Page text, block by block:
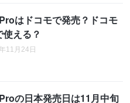
はドコモで発売？ドコモ
える？
11月24日
の日本発売日は11月中旬